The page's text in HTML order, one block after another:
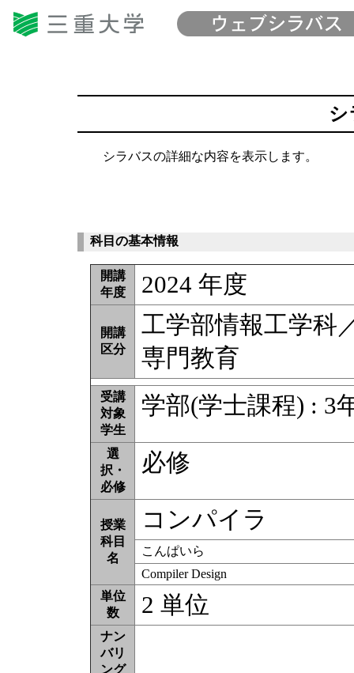
シ
シラバスの詳細な内容を表示します。
科目の基本情報
開講
年度
2024 年度
開講
区分
工学部情報工学科
専門教育
受講
対象
学生
学部(学士課程) : 3
選
択・
必修
必修
授業
科目
名
コンパイラ
こんぱいら
Compiler Design
単位
数
2 単位
ナン
バリ
ング